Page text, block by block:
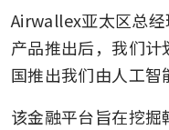
Airwallex亚太区总
产品推出后，我们
国推出我们由人工智
该金融平台旨在挖掘